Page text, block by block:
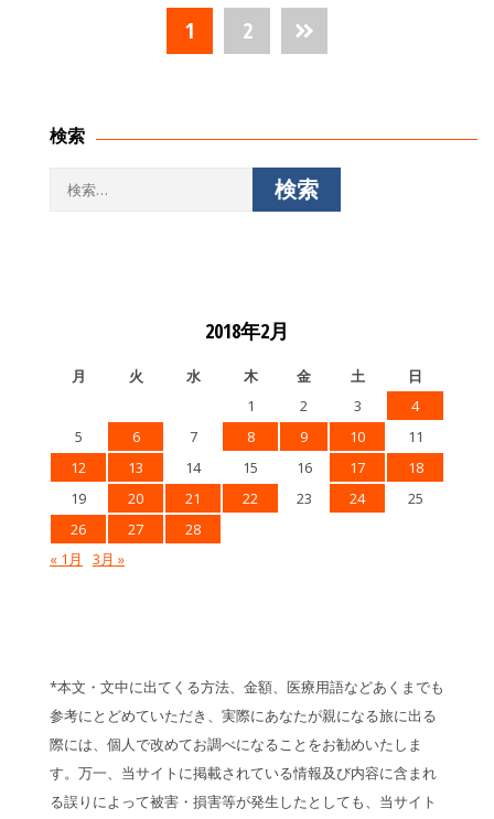
1 2
検索
2018年2月
月 火 水 木 金 土
日
1
2 3
4
5
6 7 8 9 10
11
12
13 14 15 16 17
18
19
20 21 22 23 24
25
26
27
28
« 1月
3月 »
*本文・文中に出てくる方法、金額、医療用語などあくまでも
参考にとどめていただき、実際にあなたが親になる旅に出る
際には、個人で改めてお調べになることをお勧めいたしま
す。万一、当サイトに掲載されている情報及び内容に含まれ
る誤りによって被害・損害等が発生したとしても、当サイト